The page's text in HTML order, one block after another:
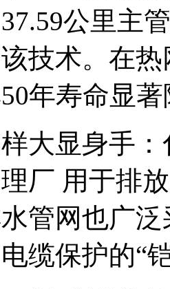
公里主
技术。在
年寿命显
大显身手
厂 用于排
管网也广
缆保护的“